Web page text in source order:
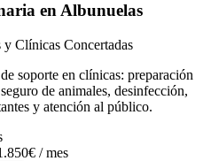
en Albunuelas
Clínicas Concertadas
soporte en clínicas: preparación
de animales, desinfección,
y atención al público.
/ mes